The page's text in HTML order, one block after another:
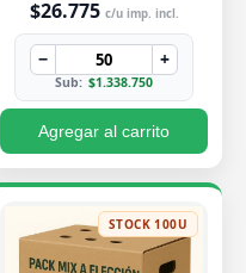
$26.775 c/u imp. incl.
− +
Sub: $1.338.750
Agregar al carrito
STOCK 100U